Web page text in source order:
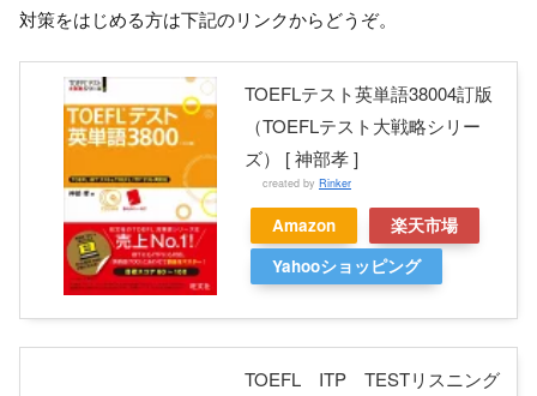
対策をはじめる方は下記のリンクからどうぞ。
TOEFLテスト英単語38004訂版
（TOEFLテスト大戦略シリー
ズ） [ 神部孝 ]
created by Rinker
Amazon
楽天市場
Yahooショッピング
TOEFL ITP TESTリスニング